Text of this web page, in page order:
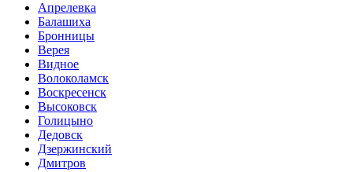
Апрелевка
Балашиха
Бронницы
Верея
Видное
Волоколамск
Воскресенск
Высоковск
Голицыно
Дедовск
Дзержинский
Дмитров